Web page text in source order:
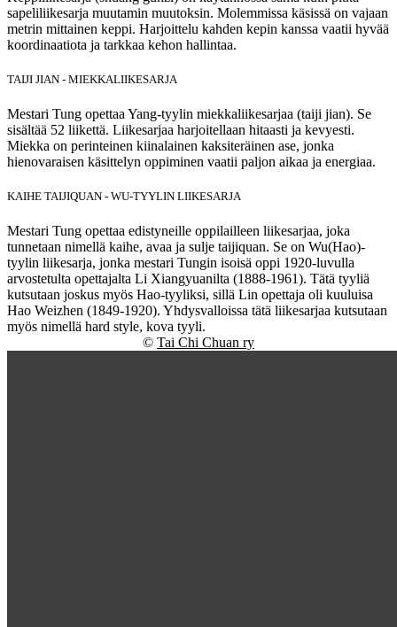
sapeliliikesarja muutamin muutoksin. Molemmissa käsissä on vajaan
metrin mittainen keppi. Harjoittelu kahden kepin kanssa vaatii hyvää
koordinaatiota ja tarkkaa kehon hallintaa.
TAIJI JIAN - MIEKKALIIKESARJA
Mestari Tung opettaa Yang-tyylin miekkaliikesarjaa (taiji jian). Se
sisältää 52 liikettä. Liikesarjaa harjoitellaan hitaasti ja kevyesti.
Miekka on perinteinen kiinalainen kaksiteräinen ase, jonka
hienovaraisen käsittelyn oppiminen vaatii paljon aikaa ja energiaa.
KAIHE TAIJIQUAN - WU-TYYLIN LIIKESARJA
Mestari Tung opettaa edistyneille oppilailleen liikesarjaa, joka
tunnetaan nimellä kaihe, avaa ja sulje taijiquan. Se on Wu(Hao)-
tyylin liikesarja, jonka mestari Tungin isoisä oppi 1920-luvulla
arvostetulta opettajalta Li Xiangyuanilta (1888-1961). Tätä tyyliä
kutsutaan joskus myös Hao-tyyliksi, sillä Lin opettaja oli kuuluisa
Hao Weizhen (1849-1920). Yhdysvalloissa tätä liikesarjaa kutsutaan
myös nimellä hard style, kova tyyli.
© Tai Chi Chuan ry